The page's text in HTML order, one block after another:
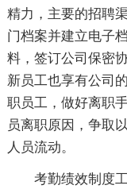
精力，主要的招聘
门档案并建立电子
料，签订公司保密
新员工也享有公司
职员工，做好离职
员离职原因，争取
人员流动。
考勤绩效制度